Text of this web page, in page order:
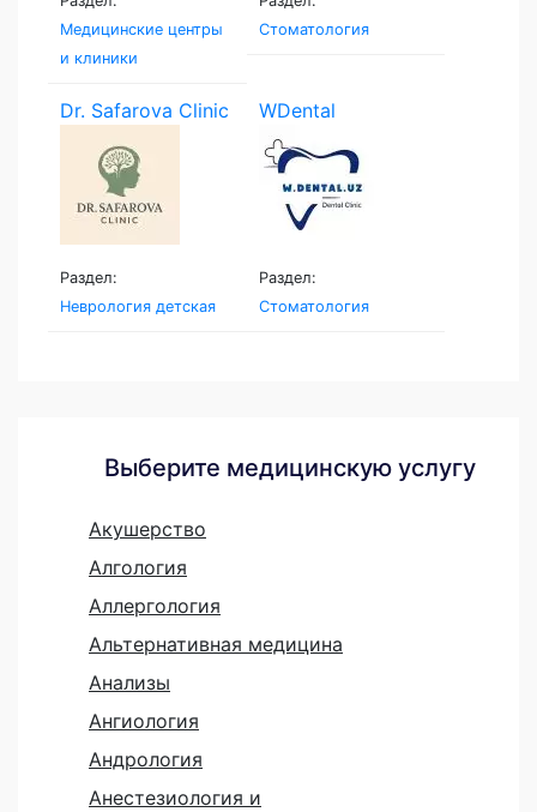
Медицинские центры
и клиники
Стоматология
Dr. Safarova Clinic
Раздел:
Неврология детская
WDental
Раздел:
Стоматология
Выберите медицинскую услугу
Акушерство
Алгология
Аллергология
Альтернативная медицина
Анализы
Ангиология
Андрология
Анестезиология и